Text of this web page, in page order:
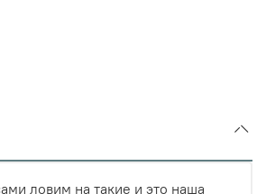
ловим на такие и это наша